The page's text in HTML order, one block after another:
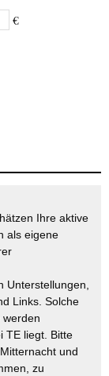
€
Ihre aktive
als eigene
Unterstellungen,
Links. Solche
werden
TE liegt. Bitte
und
zu